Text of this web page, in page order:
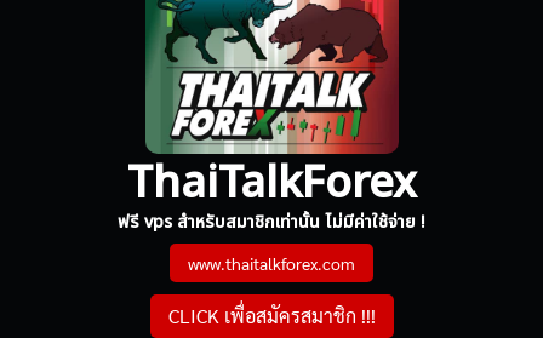
ThaiTalkForex
ฟรี vps สำหรับสมาชิกเท่านั้น ไม่มีค่าใช้จ่าย !
www.thaitalkforex.com
CLICK เพื่อสมัครสมาชิก !!!